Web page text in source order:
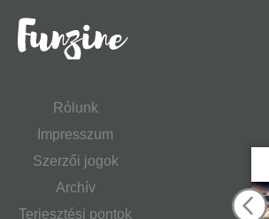
Rólunk
Impresszum
Szerzői jogok
Archív
Terjesztési pontok